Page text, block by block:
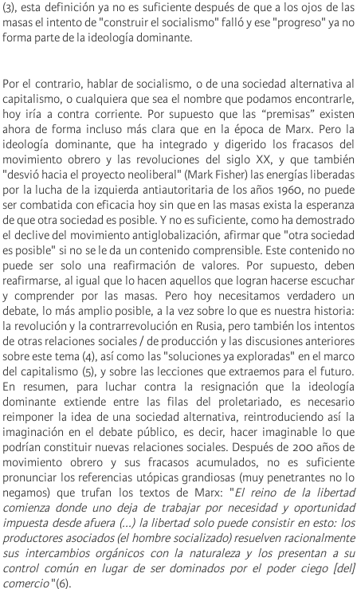
(3), esta definición ya no es suficiente después de que a los ojos de las
masas el intento de "construir el socialismo" falló y ese "progreso" ya no
forma parte de la ideología dominante.
Por el contrario, hablar de socialismo, o de una sociedad alternativa al
capitalismo, o cualquiera que sea el nombre que podamos encontrarle,
hoy iría a contra corriente. Por supuesto que las “premisas” existen
ahora de forma incluso más clara que en la época de Marx. Pero la
ideología dominante, que ha integrado y digerido los fracasos del
movimiento obrero y las revoluciones del siglo XX, y que también
"desvió hacia el proyecto neoliberal" (Mark Fisher) las energías liberadas
por la lucha de la izquierda antiautoritaria de los años 1960, no puede
ser combatida con eficacia hoy sin que en las masas exista la esperanza
de que otra sociedad es posible. Y no es suficiente, como ha demostrado
el declive del movimiento antiglobalización, afirmar que "otra sociedad
es posible" si no se le da un contenido comprensible. Este contenido no
puede ser solo una reafirmación de valores. Por supuesto, deben
reafirmarse, al igual que lo hacen aquellos que logran hacerse escuchar
y comprender por las masas. Pero hoy necesitamos verdadero un
debate, lo más amplio posible, a la vez sobre lo que es nuestra historia:
la revolución y la contrarrevolución en Rusia, pero también los intentos
de otras relaciones sociales / de producción y las discusiones anteriores
sobre este tema (4), así como las "soluciones ya exploradas" en el marco
del capitalismo (5), y sobre las lecciones que extraemos para el futuro.
En resumen, para luchar contra la resignación que la ideología
dominante extiende entre las filas del proletariado, es necesario
reimponer la idea de una sociedad alternativa, reintroduciendo así la
imaginación en el debate público, es decir, hacer imaginable lo que
podrían constituir nuevas relaciones sociales. Después de 200 años de
movimiento obrero y sus fracasos acumulados, no es suficiente
pronunciar los referencias utópicas grandiosas (muy penetrantes no lo
negamos) que trufan los textos de Marx: "El reino de la libertad
comienza donde uno deja de trabajar por necesidad y oportunidad
impuesta desde afuera (...) la libertad solo puede consistir en esto: los
productores asociados (el hombre socializado) resuelven racionalmente
sus intercambios orgánicos con la naturaleza y los presentan a su
control común en lugar de ser dominados por el poder ciego [del]
comercio"(6).